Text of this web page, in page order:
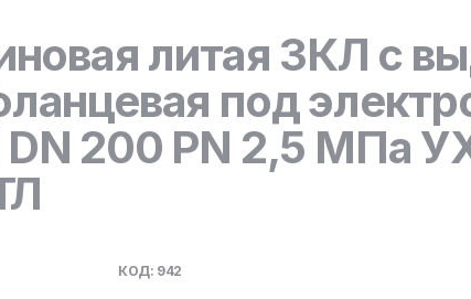
литая ЗКЛ с
под
200 PN 2,5 МПа
КОД: 942